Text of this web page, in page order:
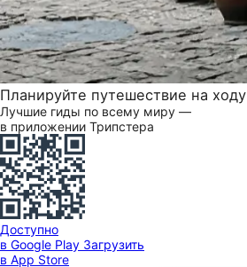
Планируйте путешествие на ходу
Лучшие гиды по всему миру —
в приложении Трипстера
Доступно
в Google Play Загрузить
в App Store